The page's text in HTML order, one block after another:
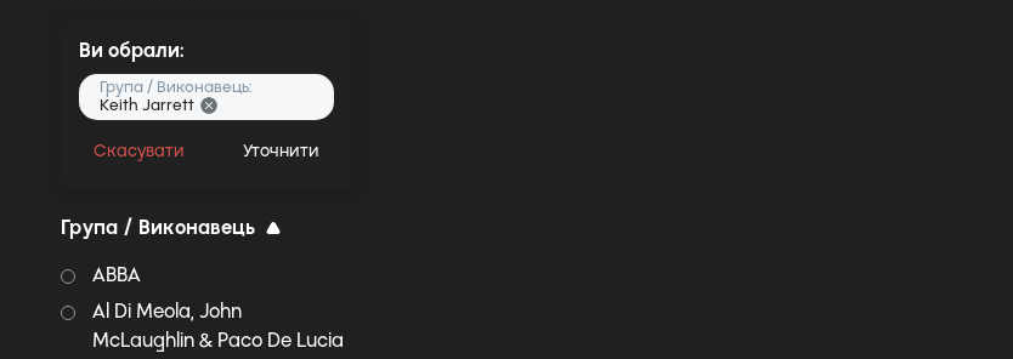
Ви обрали:
Група / Виконавець:
Keith Jarrett
Скасувати Уточнити
Група / Виконавець
ABBA
Al Di Meola, John
McLaughlin & Paco De Lucia